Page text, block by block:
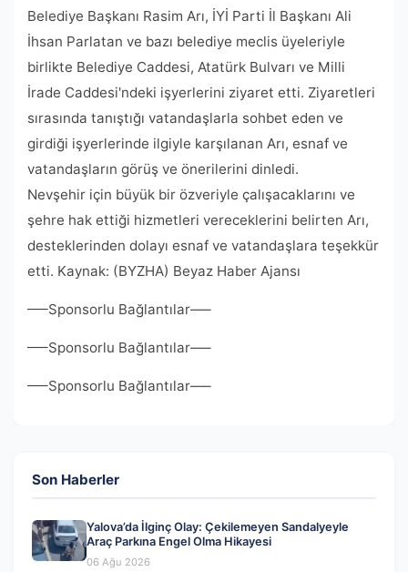
Belediye Başkanı Rasim Arı, İYİ Parti İl Başkanı Ali
İhsan Parlatan ve bazı belediye meclis üyeleriyle
birlikte Belediye Caddesi, Atatürk Bulvarı ve Milli
İrade Caddesi'ndeki işyerlerini ziyaret etti. Ziyaretleri
sırasında tanıştığı vatandaşlarla sohbet eden ve
girdiği işyerlerinde ilgiyle karşılanan Arı, esnaf ve
vatandaşların görüş ve önerilerini dinledi.
Nevşehir için büyük bir özveriyle çalışacaklarını ve
şehre hak ettiği hizmetleri vereceklerini belirten Arı,
desteklerinden dolayı esnaf ve vatandaşlara teşekkür
etti. Kaynak: (BYZHA) Beyaz Haber Ajansı
—–Sponsorlu Bağlantılar—–
—–Sponsorlu Bağlantılar—–
—–Sponsorlu Bağlantılar—–
Son Haberler
Yalova’da İlginç Olay: Çekilemeyen Sandalyeyle
Araç Parkına Engel Olma Hikayesi
06 Ağu 2026